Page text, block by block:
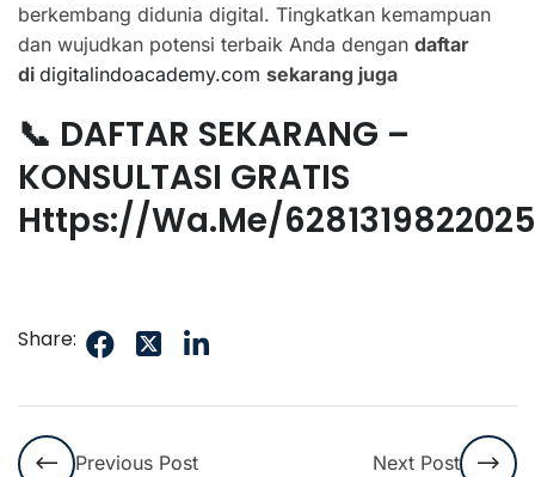
berkembang didunia digital. Tingkatkan kemampuan
dan wujudkan potensi terbaik Anda dengan daftar
di digitalindoacademy.com sekarang juga
📞 DAFTAR SEKARANG –
KONSULTASI GRATIS
Https://wa.me/6281319822025
Share:
Previous Post Next Post